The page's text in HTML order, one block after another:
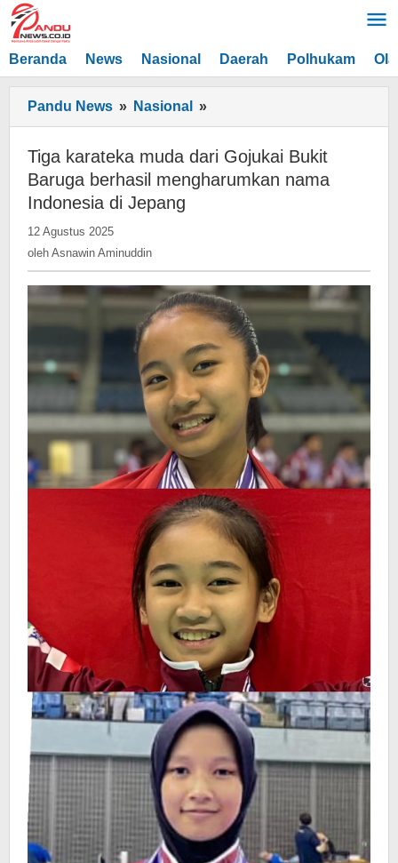
Lewati
ke
konten
Beranda News Nasional Daerah Polhukam
Pandu News » Nasional »
karateka
muda
Gojukai
mengharumkan
nama
Indonesia
di
Jepang
Tiga karateka muda dari Gojukai Bukit
Baruga berhasil mengharumkan nama
Indonesia di Jepang
12 Agustus 2025
Asnawin
oleh Asnawin Aminuddin